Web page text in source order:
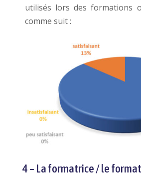
utilisés lors des formations
comme suit :
4 – La formatrice / le